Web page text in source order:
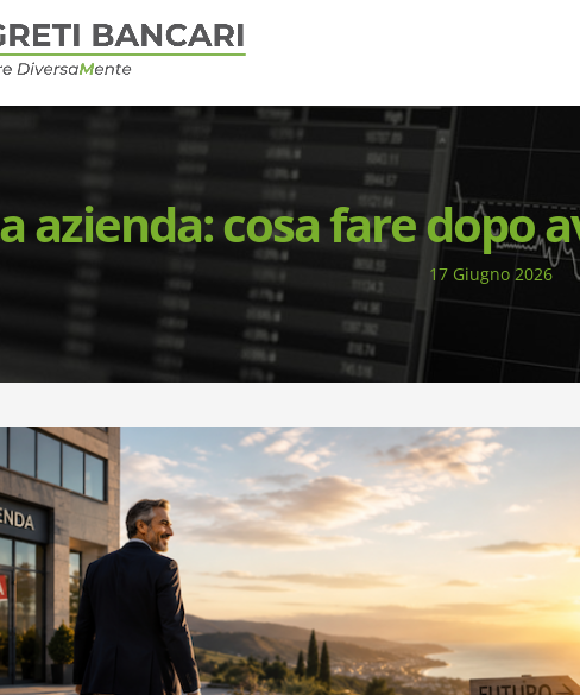
azienda: cosa fare dopo
17 Giugno 2026